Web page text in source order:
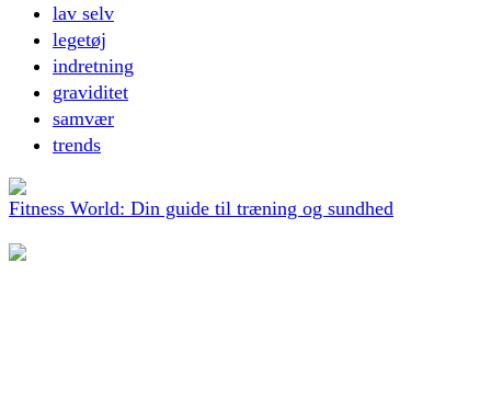
lav selv
legetøj
indretning
graviditet
samvær
trends
Fitness World: Din guide til træning og sundhed